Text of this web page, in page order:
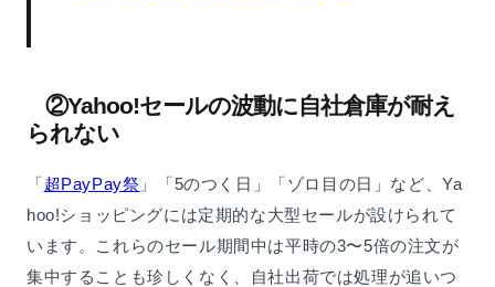
②Yahoo!セールの波動に自社倉庫が耐え
られない
「超PayPay祭 」「5のつく日」「ゾロ目の日」など、Ya
hoo!ショッピングには定期的な大型セールが設けられて
います。これらのセール期間中は平時の3〜5倍の注文が
集中することも珍しくなく、自社出荷では処理が追いつ